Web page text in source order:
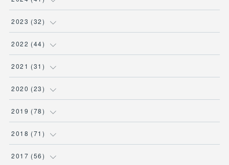
(3)
( 2 )
(2)
( 2 )
( 2 )
(6)
( 4 )
(5 )
(1 )
2023 (32)
(2)
(1 )
(3)
(2 )
2022 (44)
(3 )
(5)
(3)
(1 )
2021 (31 )
(3)
(5)
(2 )
(1)
2020 (23)
(1)
(3 )
(1)
2019 (78)
(6 )
(4)
2018 (71 )
(11
2017 (56)